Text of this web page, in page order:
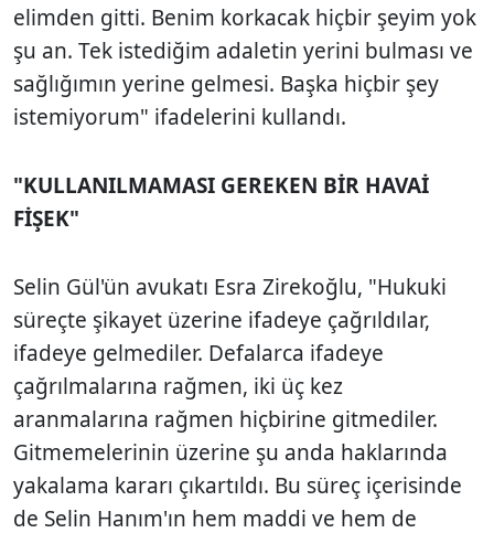
elimden gitti. Benim korkacak hiçbir şeyim yok
şu an. Tek istediğim adaletin yerini bulması ve
sağlığımın yerine gelmesi. Başka hiçbir şey
istemiyorum" ifadelerini kullandı.
"KULLANILMAMASI GEREKEN BİR HAVAİ
FİŞEK"
Selin Gül'ün avukatı Esra Zirekoğlu, "Hukuki
süreçte şikayet üzerine ifadeye çağrıldılar,
ifadeye gelmediler. Defalarca ifadeye
çağrılmalarına rağmen, iki üç kez
aranmalarına rağmen hiçbirine gitmediler.
Gitmemelerinin üzerine şu anda haklarında
yakalama kararı çıkartıldı. Bu süreç içerisinde
de Selin Hanım'ın hem maddi ve hem de